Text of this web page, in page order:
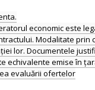
economic este
Modalitate prin
lor. Documentele
echivalente emise în
evaluării ofertelor